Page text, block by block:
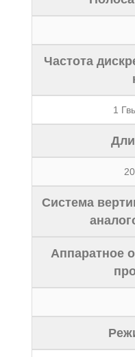
Частота
1
Система
Аппаратное